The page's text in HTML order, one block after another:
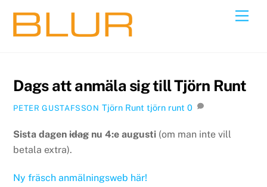
content
Dags att anmäla sig till Tjörn Runt
PETER GUSTAFSSON Tjörn Runt tjörn runt 0
Sista dagenidagnu 4:e augusti (om man inte vill
betala extra).
Ny fräsch anmälningsweb här!